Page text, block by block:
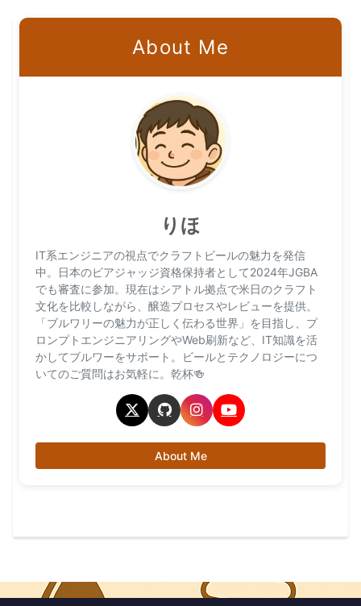
About Me
りほ
IT系エンジニアの視点でクラフトビールの魅力を発信
中。日本のビアジャッジ資格保持者として2024年JGBA
でも審査に参加。現在はシアトル拠点で米日のクラフト
文化を比較しながら、醸造プロセスやレビューを提供。
「ブルワリーの魅力が正しく伝わる世界」を目指し、プ
ロンプトエンジニアリングやWeb刷新など、IT知識を活
かしてブルワーをサポート。ビールとテクノロジーにつ
いてのご質問はお気軽に。乾杯🍻
About Me